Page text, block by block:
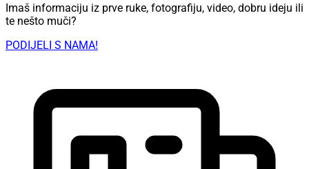
Imaš informaciju iz prve ruke, fotografiju, video, dobru ideju ili
te nešto muči?
PODIJELI S NAMA!